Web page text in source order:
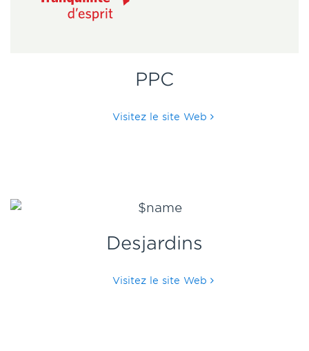
PPC
Visitez le site Web
Desjardins
Visitez le site Web